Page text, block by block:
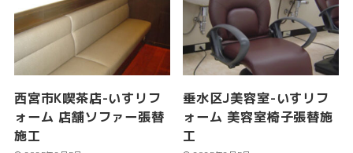
西宮市K喫茶店-いすリフ
ォーム 店舗ソファー張替
施工
垂水区J美容室-いすリフ
ォーム 美容室椅子張替施
工